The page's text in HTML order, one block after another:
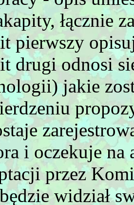
łącznie
pierwszy
drugi odnosi
jakie
i oczekuje na
przez
widział